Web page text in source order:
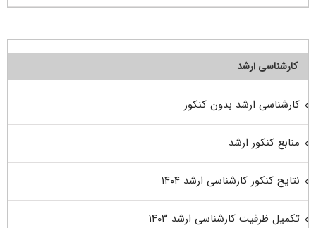
کارشناسی ارشد
کارشناسی ارشد بدون کنکور
منابع کنکور ارشد
نتایج کنکور کارشناسی ارشد ۱۴۰۴
تکمیل ظرفیت کارشناسی ارشد ۱۴۰۳